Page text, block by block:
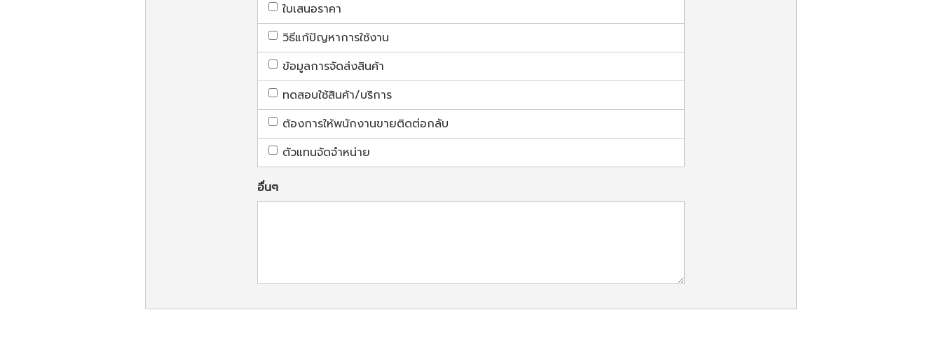
ใบเสนอราคา
วิธีแก้ปัญหาการใช้งาน
ข้อมูลการจัดส่งสินค้า
ทดสอบใช้สินค้า/บริการ
ต้องการให้พนักงานขายติดต่อกลับ
ตัวแทนจัดจำหน่าย
อื่นๆ